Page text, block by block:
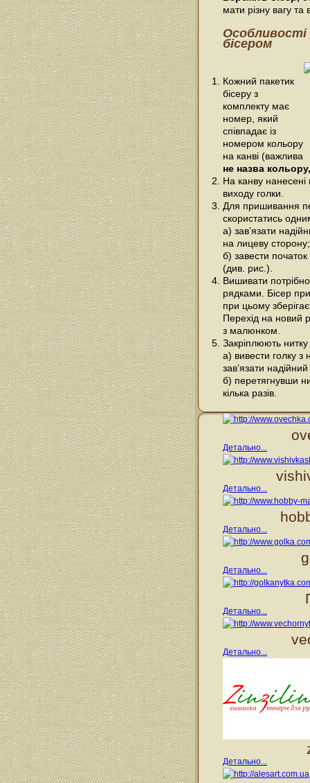
мати різну вагу та
бісером
Кожний пакетик
бісеру з
комплекту має
номер, який
співпадає із
номером кольору
на канві (важлива
не назва
На канву нанесені
виходу голки.
Для пришивання
скористатись
а) зав’язати
на лицеву сторону;
б) завести початок
(див. рис.).
Вишивати
рядками. Бісер
при цьому
Перехід на новий
з малюнком.
Закріплюють
а) вивести голку з
зав’язати
б) перетягнувши
кілька разів.
Детально...
Детально...
Детально...
Детально...
Детально...
Детально...
Детально...